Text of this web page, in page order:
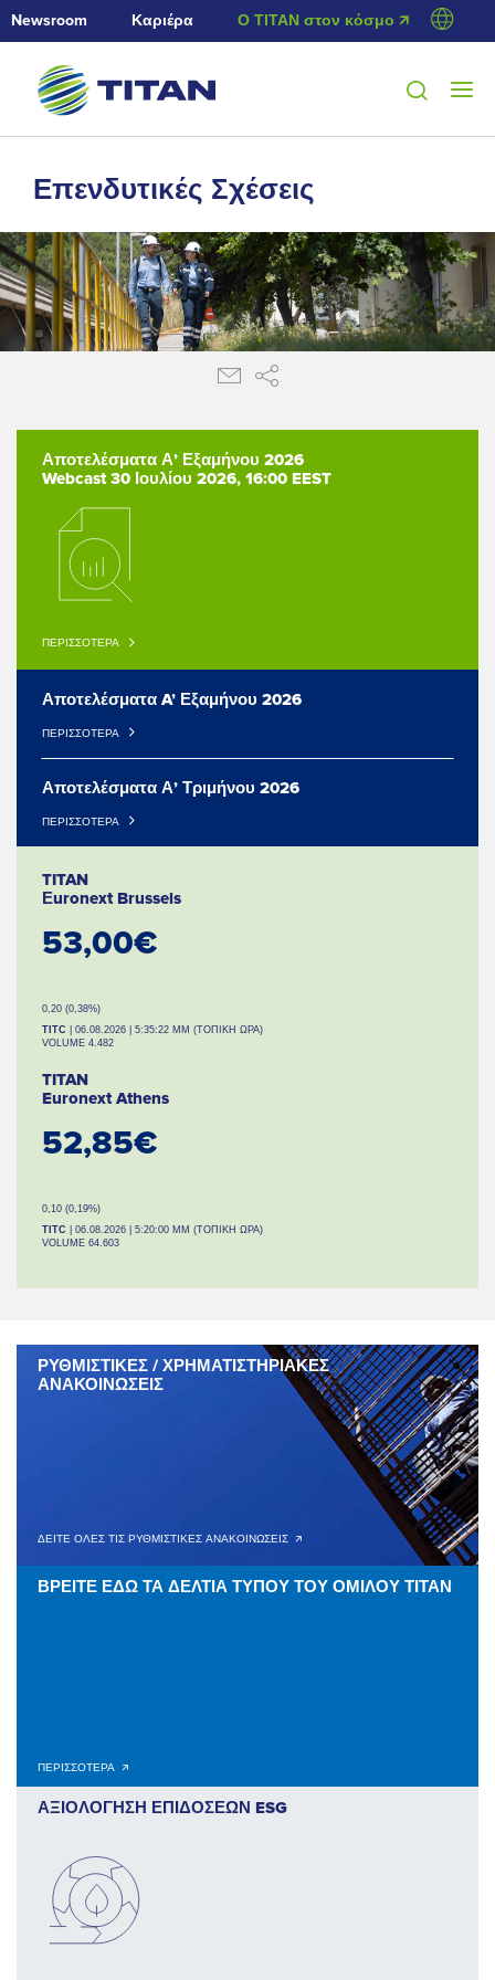
Newsroom Καριέρα Ο ΤΙΤΑΝ στον κόσμο 🡭
Επενδυτικές Σχέσεις
Αποτελέσματα Α’ Εξαμήνου 2026
Webcast 30 Ιουλίου 2026, 16:00 EEST
ΠΕΡΙΣΣΟΤΕΡΑ
Αποτελέσματα A’ Εξαμήνου 2026
ΠΕΡΙΣΣΟΤΕΡΑ
Αποτελέσματα Α’ Τριμήνου 2026
ΠΕΡΙΣΣΟΤΕΡΑ
TITAN
Εuronext Brussels
53,00€
0,20 (0,38%)
TITC | 06.08.2026 | 5:35:22 ΜΜ (ΤΟΠΙΚΗ ΩΡΑ)
VOLUME 4.482
TITAN
Euronext Athens
52,85€
0,10 (0,19%)
TITC | 06.08.2026 | 5:20:00 ΜΜ (ΤΟΠΙΚΗ ΩΡΑ)
VOLUME 64.603
ΡΥΘΜΙΣΤΙΚΕΣ / ΧΡΗΜΑΤΙΣΤΗΡΙΑΚΕΣ
ΑΝΑΚΟΙΝΩΣΕΙΣ
ΔΕΙΤΕ ΟΛΕΣ ΤΙΣ ΡΥΘΜΙΣΤΙΚΕΣ ΑΝΑΚΟΙΝΩΣΕΙΣ 🡭
ΒΡΕΙΤΕ ΕΔΩ ΤΑ ΔΕΛΤΙΑ ΤΥΠΟΥ ΤΟΥ ΟΜΙΛΟΥ ΤΙΤΑΝ
ΠΕΡΙΣΣΟΤΕΡΑ 🡭
ΑΞΙΟΛΟΓΗΣΗ ΕΠΙΔΟΣΕΩΝ ESG